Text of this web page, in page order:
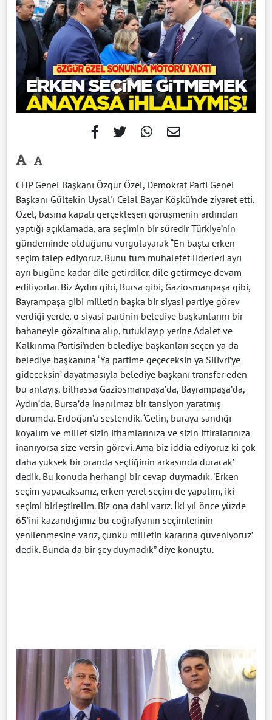
-
CHP Genel Başkanı Özgür Özel, Demokrat Parti Genel
Başkanı Gültekin Uysal'ı Celal Bayar Köşkü’nde ziyaret etti.
Özel, basına kapalı gerçekleşen görüşmenin ardından
yaptığı açıklamada, ara seçimin bir süredir Türkiye’nin
gündeminde olduğunu vurgulayarak “En başta erken
seçim talep ediyoruz. Bunu tüm muhalefet liderleri ayrı
ayrı bugüne kadar dile getirdiler, dile getirmeye devam
ediliyorlar. Biz Aydın gibi, Bursa gibi, Gaziosmanpaşa gibi,
Bayrampaşa gibi milletin başka bir siyasi partiye görev
verdiği yerde, o siyasi partinin belediye başkanlarını bir
bahaneyle gözaltına alıp, tutuklayıp yerine Adalet ve
Kalkınma Partisi’nden belediye başkanları seçen ya da
belediye başkanına ‘Ya partime geçeceksin ya Silivri’ye
gideceksin’ dayatmasıyla belediye başkanı transfer eden
bu anlayış, bilhassa Gaziosmanpaşa’da, Bayrampaşa’da,
Aydın’da, Bursa’da inanılmaz bir tansiyon yaratmış
durumda. Erdoğan’a seslendik. ‘Gelin, buraya sandığı
koyalım ve millet sizin ithamlarınıza ve sizin iftiralarınıza
inanıyorsa size versin görevi. Ama biz iddia ediyoruz ki çok
daha yüksek bir oranda seçtiğinin arkasında duracak’
dedik. Bu konuda herhangi bir cevap duymadık. 'Erken
seçim yapacaksanız, erken yerel seçim de yapalım, iki
seçimi birleştirelim. Biz ona dahi varız. İki yıl önce yüzde
65’ini kazandığımız bu coğrafyanın seçimlerinin
yenilenmesine varız, çünkü milletin kararına güveniyoruz’
dedik. Bunda da bir şey duymadık” diye konuştu.